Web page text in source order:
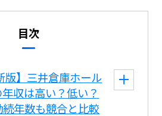
目次
版】三井倉庫ホール
収は高い？低い？
年数も競合と比較